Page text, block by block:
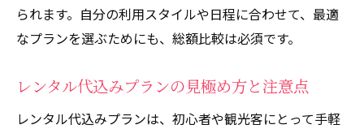
られます。自分の利用スタイルや日程に合わせて、最適
なプランを選ぶためにも、総額比較は必須です。
レンタル代込みプランの見極め方と注意点
レンタル代込みプランは、初心者や観光客にとって手軽